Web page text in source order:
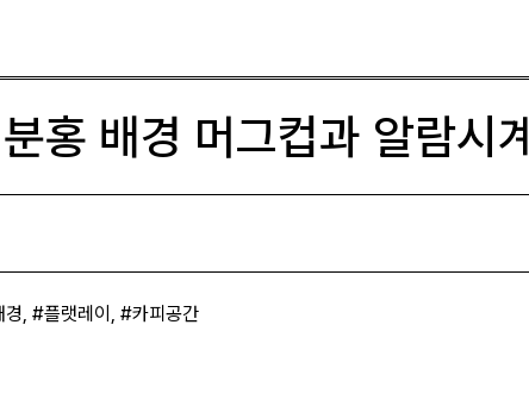
홍 배경 머그컵과 알람시계
, #플랫레이, #카피공간